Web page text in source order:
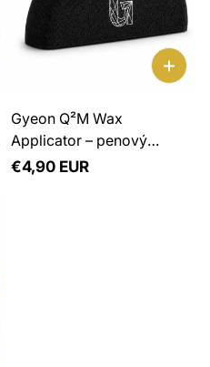
Gyeon Q²M Wax
Applicator – penový
aplikátor
Normálna
€4,90 EUR